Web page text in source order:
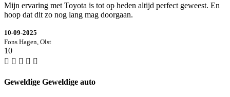
Mijn ervaring met Toyota is tot op heden altijd perfect geweest. En
hoop dat dit zo nog lang mag doorgaan.
10-09-2025
Fons Hagen, Olst
10
Geweldige Geweldige auto